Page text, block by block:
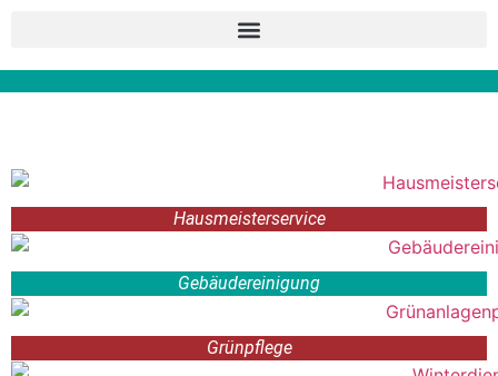
Hausmeisterservice
Gebäudereinigung
Grünpflege